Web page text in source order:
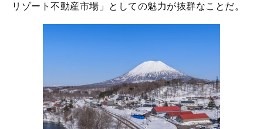
リゾート不動産市場」としての魅力が抜群なことだ。